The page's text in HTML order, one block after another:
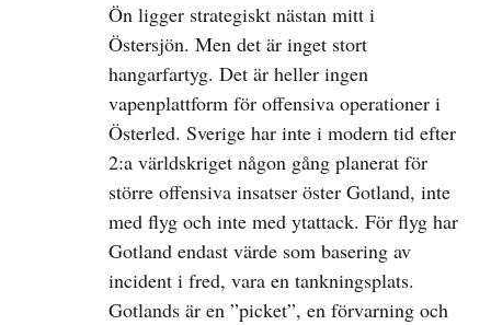
Ön ligger strategiskt nästan mitt i
Östersjön. Men det är inget stort
hangarfartyg. Det är heller ingen
vapenplattform för offensiva operationer i
Österled. Sverige har inte i modern tid efter
2:a världskriget någon gång planerat för
större offensiva insatser öster Gotland, inte
med flyg och inte med ytattack. För flyg har
Gotland endast värde som basering av
incident i fred, vara en tankningsplats.
Gotlands är en ”picket”, en förvarning och